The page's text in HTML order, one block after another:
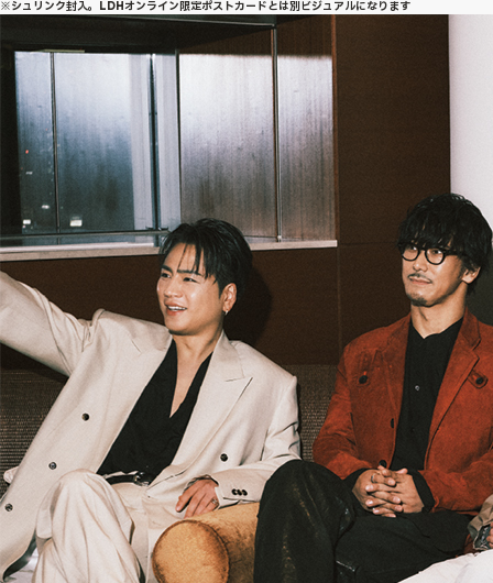
※シュリンク封入。LDHオンライン限定ポストカードとは別ビジュアルになります